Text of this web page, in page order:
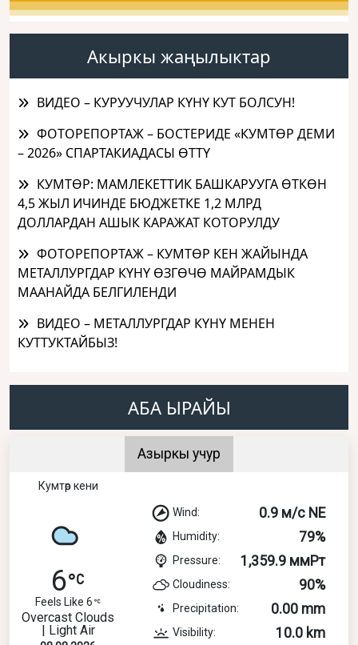
Акыркы жаңылыктар
ВИДЕО – КУРУУЧУЛАР КҮНҮ КУТ БОЛСУН!
ФОТОРЕПОРТАЖ – БОСТЕРИДЕ «КУМТӨР ДЕМИ
– 2026» СПАРТАКИАДАСЫ ӨТТҮ
КУМТӨР: МАМЛЕКЕТТИК БАШКАРУУГА ӨТКӨН
4,5 ЖЫЛ ИЧИНДЕ БЮДЖЕТКЕ 1,2 МЛРД
ДОЛЛАРДАН АШЫК КАРАЖАТ КОТОРУЛДУ
ФОТОРЕПОРТАЖ – КУМТӨР КЕН ЖАЙЫНДА
МЕТАЛЛУРГДАР КҮНҮ ӨЗГӨЧӨ МАЙРАМДЫК
МААНАЙДА БЕЛГИЛЕНДИ
ВИДЕО – МЕТАЛЛУРГДАР КҮНҮ МЕНЕН
КУТТУКТАЙБЫЗ!
АБА ЫРАЙЫ
Азыркы учур
Кумтөр кени
6
Feels Like 6
Overcast Clouds
| Light Air
Wind: 0.9 м/с NE
Humidity: 79%
Pressure: 1,359.9 ммРт
Cloudiness: 90%
Precipitation: 0.00 mm
Visibility: 10.0 km